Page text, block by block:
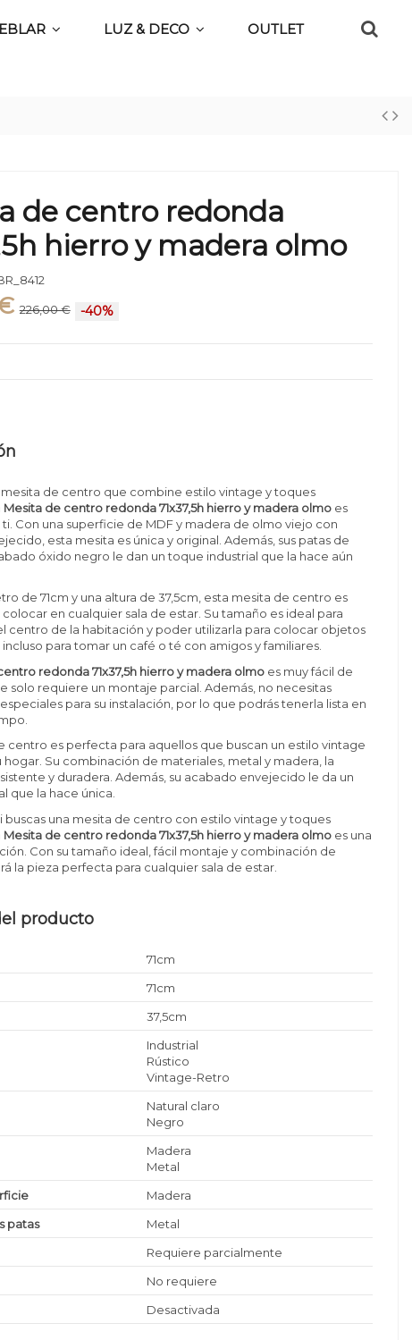
LUZ & DECO OUTLET
de centro redonda
hierro y madera olmo
226,00 € -40%
mesita de centro que combine estilo vintage y toques
Mesita de centro redonda 71x37,5h hierro y madera olmo es
Con una superficie de MDF y madera de olmo viejo con
esta mesita es única y original. Además, sus patas de
óxido negro le dan un toque industrial que la hace aún
de 71cm y una altura de 37,5cm, esta mesita de centro es
en cualquier sala de estar. Su tamaño es ideal para
centro de la habitación y poder utilizarla para colocar objetos
para tomar un café o té con amigos y familiares.
redonda 71x37,5h hierro y madera olmo es muy fácil de
solo requiere un montaje parcial. Además, no necesitas
para su instalación, por lo que podrás tenerla lista en
centro es perfecta para aquellos que buscan un estilo vintage
hogar. Su combinación de materiales, metal y madera, la
y duradera. Además, su acabado envejecido le da un
que la hace única.
buscas una mesita de centro con estilo vintage y toques
Mesita de centro redonda 71x37,5h hierro y madera olmo es una
Con su tamaño ideal, fácil montaje y combinación de
la pieza perfecta para cualquier sala de estar.
producto
71cm
71cm
37,5cm
Industrial
Rústico
Vintage-Retro
Natural claro
Negro
Madera
Metal
Madera
patas
Metal
Requiere parcialmente
No requiere
Desactivada